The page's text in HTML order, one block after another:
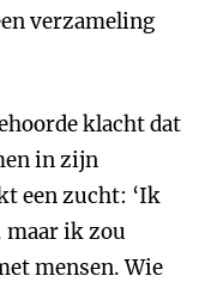
verzameling
klacht dat
in zijn
een zucht: ‘Ik
ik zou
mensen. Wie